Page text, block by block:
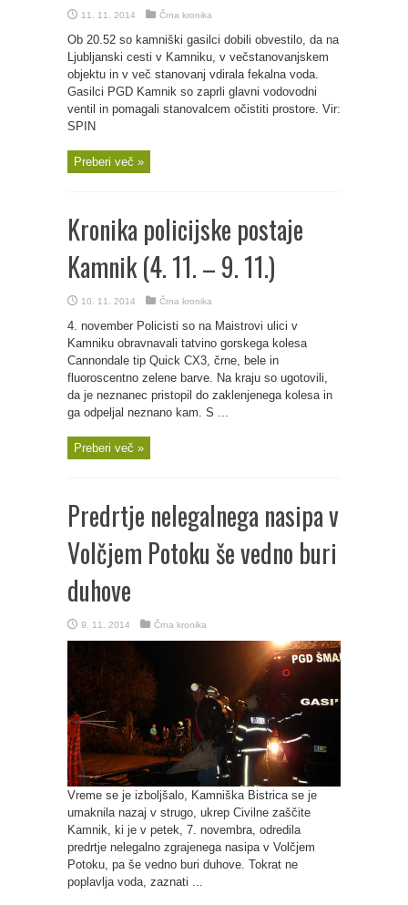
11. 11. 2014 Črna kronika
Ob 20.52 so kamniški gasilci dobili obvestilo, da na
Ljubljanski cesti v Kamniku, v večstanovanjskem
objektu in v več stanovanj vdirala fekalna voda.
Gasilci PGD Kamnik so zaprli glavni vodovodni
ventil in pomagali stanovalcem očistiti prostore. Vir:
SPIN
Preberi več »
Kronika policijske postaje
Kamnik (4. 11. – 9. 11.)
10. 11. 2014 Črna kronika
4. november Policisti so na Maistrovi ulici v
Kamniku obravnavali tatvino gorskega kolesa
Cannondale tip Quick CX3, črne, bele in
fluoroscentno zelene barve. Na kraju so ugotovili,
da je neznanec pristopil do zaklenjenega kolesa in
ga odpeljal neznano kam. S ...
Preberi več »
Predrtje nelegalnega nasipa v
Volčjem Potoku še vedno buri
duhove
9. 11. 2014 Črna kronika
Vreme se je izboljšalo, Kamniška Bistrica se je
umaknila nazaj v strugo, ukrep Civilne zaščite
Kamnik, ki je v petek, 7. novembra, odredila
predrtje nelegalno zgrajenega nasipa v Volčjem
Potoku, pa še vedno buri duhove. Tokrat ne
poplavlja voda, zaznati ...